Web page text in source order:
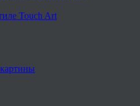
Touch Art